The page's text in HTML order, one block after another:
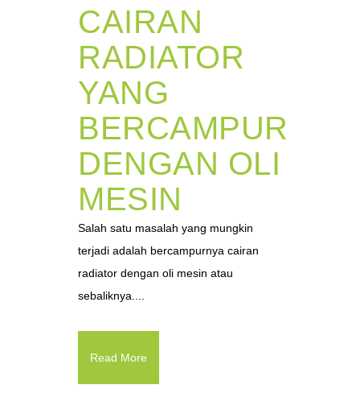
CAIRAN
RADIATOR
YANG
BERCAMPUR
DENGAN OLI
MESIN
Salah satu masalah yang mungkin
terjadi adalah bercampurnya cairan
radiator dengan oli mesin atau
sebaliknya....
Read More